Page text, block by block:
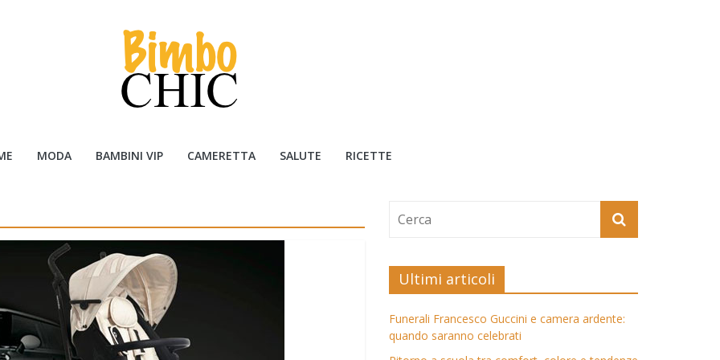
MODA BAMBINI VIP CAMERETTA SALUTE RICETTE
Ultimi articoli
Funerali Francesco Guccini e camera ardente:
quando saranno celebrati